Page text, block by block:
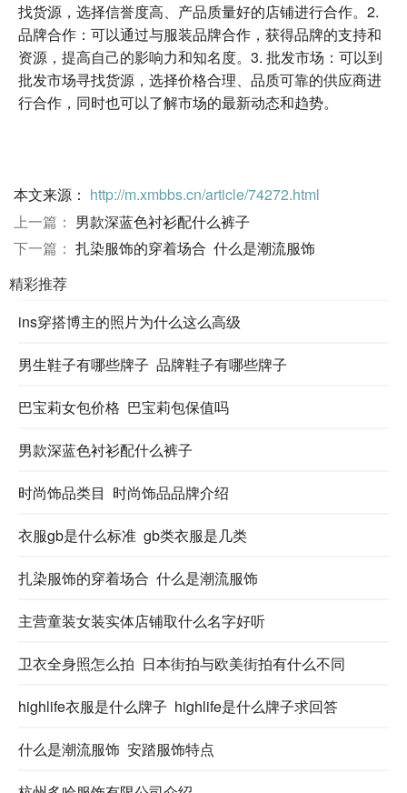
找货源，选择信誉度高、产品质量好的店铺进行合作。2.
品牌合作：可以通过与服装品牌合作，获得品牌的支持和
资源，提高自己的影响力和知名度。3. 批发市场：可以到
批发市场寻找货源，选择价格合理、品质可靠的供应商进
行合作，同时也可以了解市场的最新动态和趋势。
本文来源： http://m.xmbbs.cn/article/74272.html
上一篇： 男款深蓝色衬衫配什么裤子
下一篇： 扎染服饰的穿着场合 什么是潮流服饰
精彩推荐
ins穿搭博主的照片为什么这么高级
男生鞋子有哪些牌子 品牌鞋子有哪些牌子
巴宝莉女包价格 巴宝莉包保值吗
男款深蓝色衬衫配什么裤子
时尚饰品类目 时尚饰品品牌介绍
衣服gb是什么标准 gb类衣服是几类
扎染服饰的穿着场合 什么是潮流服饰
主营童装女装实体店铺取什么名字好听
卫衣全身照怎么拍 日本街拍与欧美街拍有什么不同
highlife衣服是什么牌子 highlife是什么牌子求回答
什么是潮流服饰 安踏服饰特点